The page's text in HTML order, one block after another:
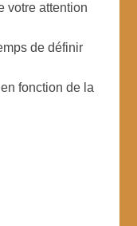
votre attention
de définir
en fonction de la